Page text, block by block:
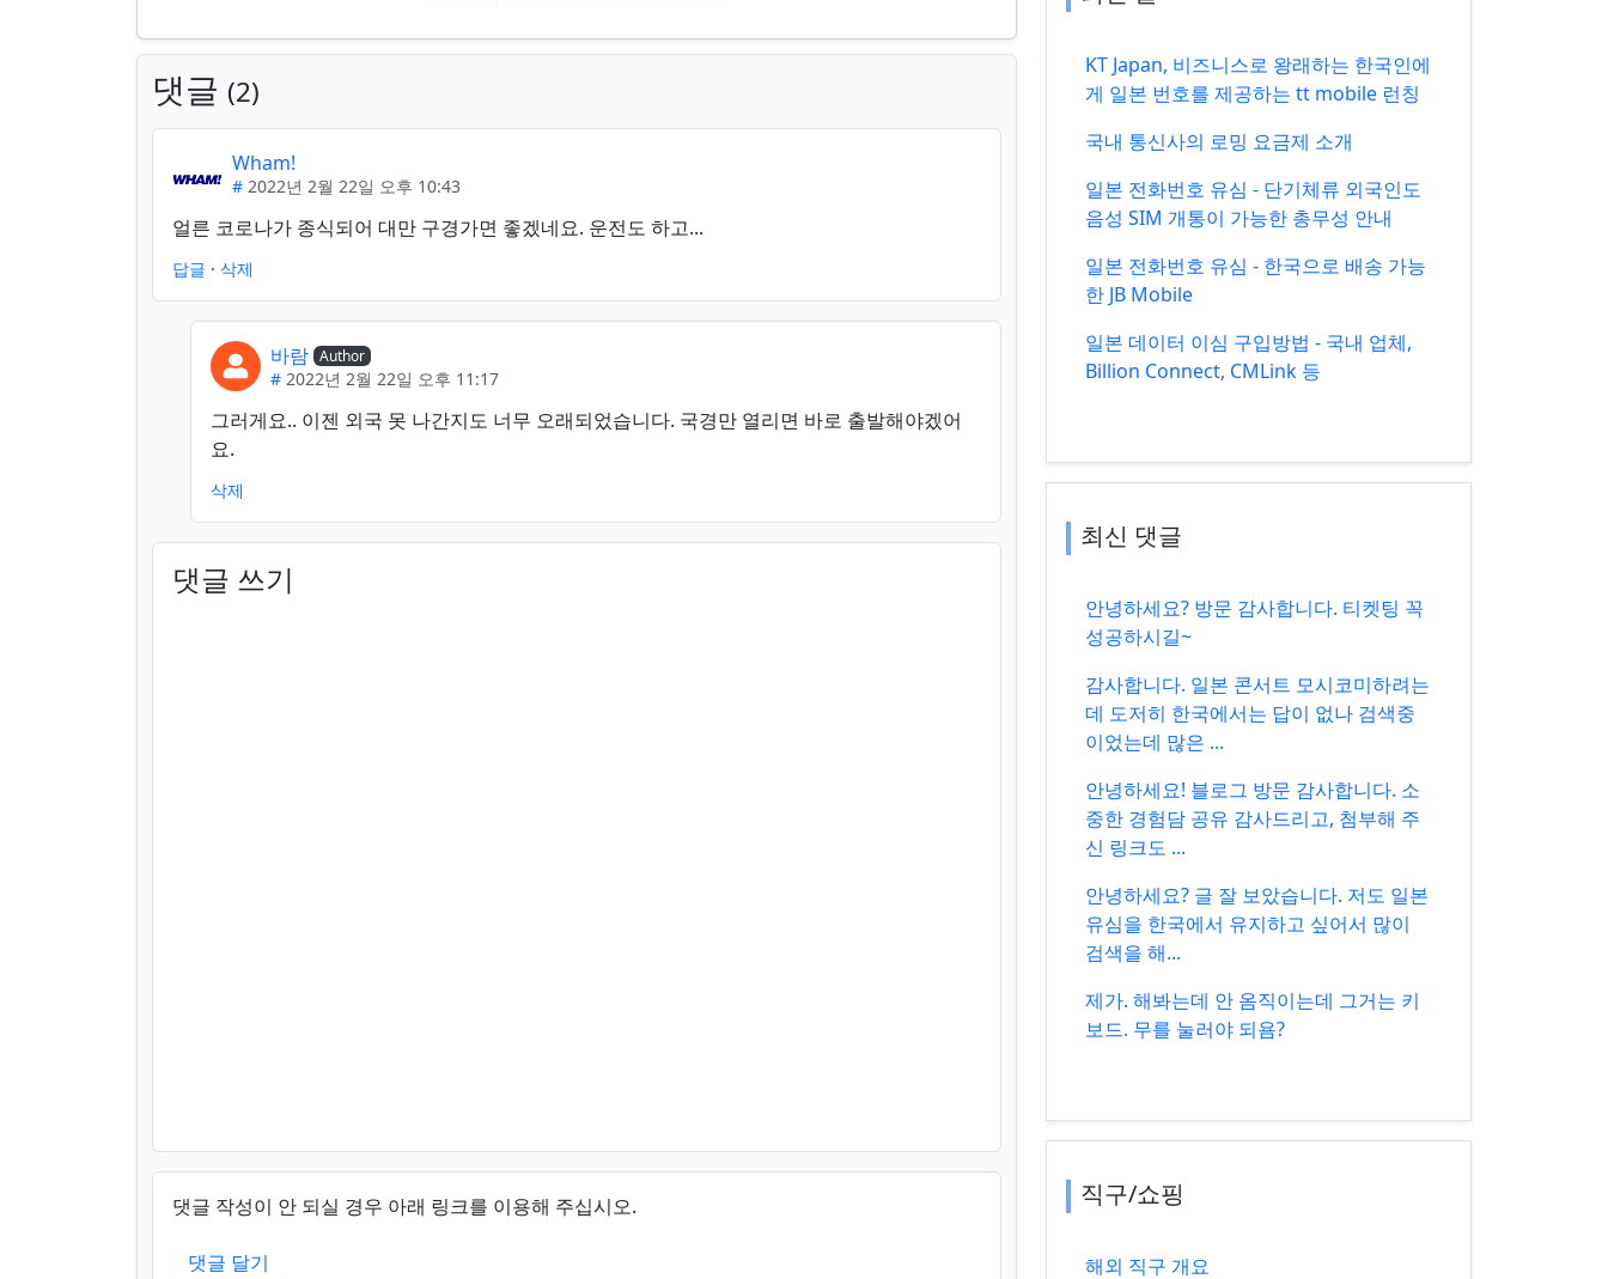
댓글 2
Wham!
# 2022년 2월 22일 오후 10:43
얼른 코로나가 종식되어 대만 구경가면 좋겠네요. 운전도 하고...
답글 · 삭제
바람 Author
# 2022년 2월 22일 오후 11:17
그러게요.. 이젠 외국 못 나간지도 너무 오래되었습니다. 국경만 열리면 바로 출발해야겠어
요.
삭제
댓글 쓰기
댓글 작성이 안 되실 경우 아래 링크를 이용해 주십시오.
댓글 달기
KT Japan, 비즈니스로 왕래하는 한국인에
게 일본 번호를 제공하는 tt mobile 런칭
국내 통신사의 로밍 요금제 소개
일본 전화번호 유심 - 단기체류 외국인도
음성 SIM 개통이 가능한 총무성 안내
일본 전화번호 유심 - 한국으로 배송 가능
한 JB Mobile
일본 데이터 이심 구입방법 - 국내 업체,
Billion Connect, CMLink 등
최신 댓글
안녕하세요? 방문 감사합니다. 티켓팅 꼭
성공하시길~
감사합니다. 일본 콘서트 모시코미하려는
데 도저히 한국에서는 답이 없나 검색중
이었는데 많은 ...
안녕하세요! 블로그 방문 감사합니다. 소
중한 경험담 공유 감사드리고, 첨부해 주
신 링크도 ...
안녕하세요? 글 잘 보았습니다. 저도 일본
유심을 한국에서 유지하고 싶어서 많이
검색을 해...
제가. 해봐는데 안 옴직이는데 그거는 키
보드. 무를 눌러야 되욤?
직구/쇼핑
해외 직구 개요